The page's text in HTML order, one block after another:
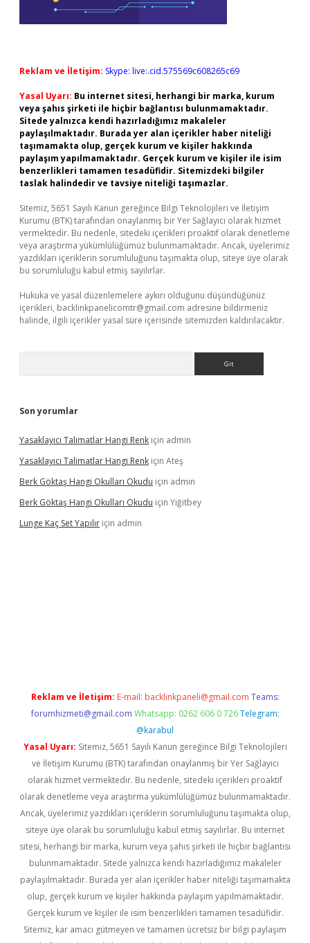
Reklam ve İletişim: Skype: live:.cid.575569c608265c69
Yasal Uyarı: Bu internet sitesi, herhangi bir marka, kurum
veya şahıs şirketi ile hiçbir bağlantısı bulunmamaktadır.
Sitede yalnızca kendi hazırladığımız makaleler
paylaşılmaktadır. Burada yer alan içerikler haber niteliği
taşımamakta olup, gerçek kurum ve kişiler hakkında
paylaşım yapılmamaktadır. Gerçek kurum ve kişiler ile isim
benzerlikleri tamamen tesadüfidir. Sitemizdeki bilgiler
taslak halindedir ve tavsiye niteliği taşımazlar.
Sitemiz, 5651 Sayılı Kanun gereğince Bilgi Teknolojileri ve İletişim
Kurumu (BTK) tarafından onaylanmış bir Yer Sağlayıcı olarak hizmet
vermektedir. Bu nedenle, sitedeki içerikleri proaktif olarak denetleme
veya araştırma yükümlülüğümüz bulunmamaktadır. Ancak, üyelerimiz
yazdıkları içeriklerin sorumluluğunu taşımakta olup, siteye üye olarak
bu sorumluluğu kabul etmiş sayılırlar.
Hukuka ve yasal düzenlemelere aykırı olduğunu düşündüğünüz
içerikleri, backlinkpanelicomtr@gmail.com adresine bildirmeniz
halinde, ilgili içerikler yasal süre içerisinde sitemizden kaldırılacaktır.
Son yorumlar
Yasaklayıcı Talimatlar Hangi Renk için admin
Yasaklayıcı Talimatlar Hangi Renk için Ateş
Berk Göktaş Hangi Okulları Okudu için admin
Berk Göktaş Hangi Okulları Okudu için Yiğitbey
Lunge Kaç Set Yapılır için admin
Reklam ve İletişim: E-mail: backlinkpaneli@gmail.com Teams:
forumhizmeti@gmail.com Whatsapp: 0262 606 0 726 Telegram:
@karabul
Yasal Uyarı: Sitemiz, 5651 Sayılı Kanun gereğince Bilgi Teknolojileri
ve İletişim Kurumu (BTK) tarafından onaylanmış bir Yer Sağlayıcı
olarak hizmet vermektedir. Bu nedenle, sitedeki içerikleri proaktif
olarak denetleme veya araştırma yükümlülüğümüz bulunmamaktadır.
Ancak, üyelerimiz yazdıkları içeriklerin sorumluluğunu taşımakta olup,
siteye üye olarak bu sorumluluğu kabul etmiş sayılırlar. Bu internet
sitesi, herhangi bir marka, kurum veya şahıs şirketi ile hiçbir bağlantısı
bulunmamaktadır. Sitede yalnızca kendi hazırladığımız makaleler
paylaşılmaktadır. Burada yer alan içerikler haber niteliği taşımamakta
olup, gerçek kurum ve kişiler hakkında paylaşım yapılmamaktadır.
Gerçek kurum ve kişiler ile isim benzerlikleri tamamen tesadüfidir.
Sitemiz, kar amacı gütmeyen ve tamamen ücretsiz bir bilgi paylaşım